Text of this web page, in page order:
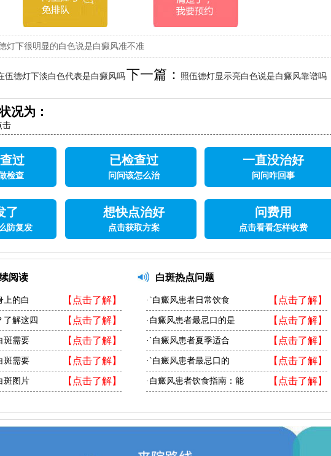
灯下很明显的白色说是白癜风准不准
伍德灯下淡白色代表是白癜风吗下一篇： 照伍德灯显示亮白色说是白癜风靠谱吗
况为：
击
过
检查
已检查过
问问该怎么治
一直没治好
问问咋回事
了
防复发
想快点治好
点击获取方案
问费用
点击看看怎样收费
阅读
【点击了解】
上的白
【点击了解】
了解这四
【点击了解】
斑需要
【点击了解】
斑需要
【点击了解】
斑图片
白斑热点问题
【点击了解】
·`白癜风患者日常饮食
【点击了解】
·白癜风患者最忌口的是
【点击了解】
·`白癜风患者夏季适合
【点击了解】
·`白癜风患者最忌口的
【点击了解】
·白癜风患者饮食指南：能